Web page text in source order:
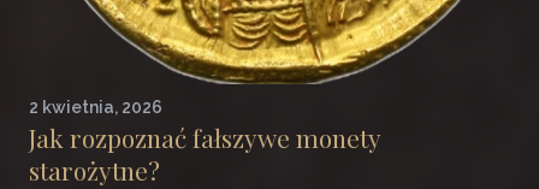
2 kwietnia, 2026
Jak rozpoznać fałszywe monety
starożytne?